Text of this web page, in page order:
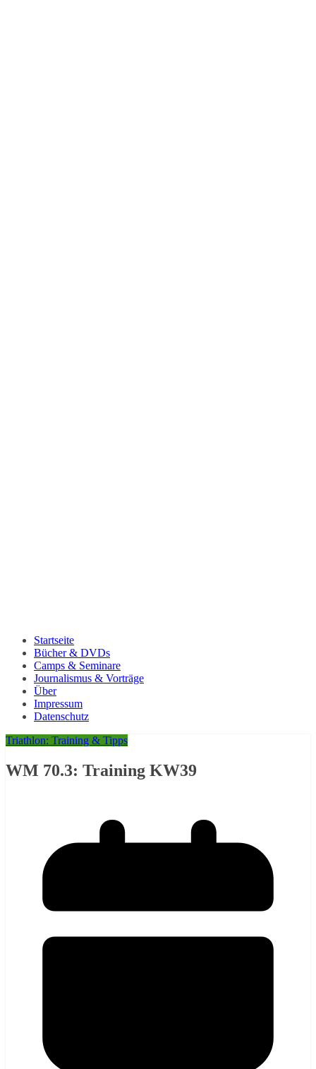
Startseite
Bücher & DVDs
Camps & Seminare
Journalismus & Vorträge
Über
Impressum
Datenschutz
Triathlon: Training & Tipps
WM 70.3: Training KW39